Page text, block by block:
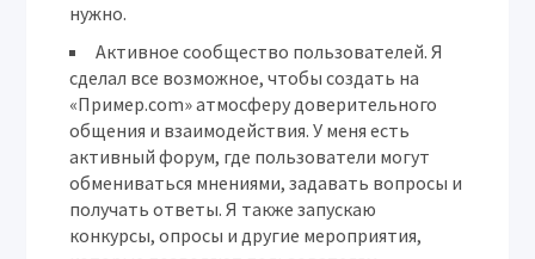
нужно.
Активное сообщество пользователей. Я
сделал все возможное, чтобы создать на
«Пример.com» атмосферу доверительного
общения и взаимодействия. У меня есть
активный форум, где пользователи могут
обмениваться мнениями, задавать вопросы и
получать ответы. Я также запускаю
конкурсы, опросы и другие мероприятия,